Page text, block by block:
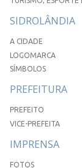
SIDROLÂNDIA
A CIDADE
LOGOMARCA
SÍMBOLOS
PREFEITURA
PREFEITO
VICE-PREFEITA
IMPRENSA
FOTOS